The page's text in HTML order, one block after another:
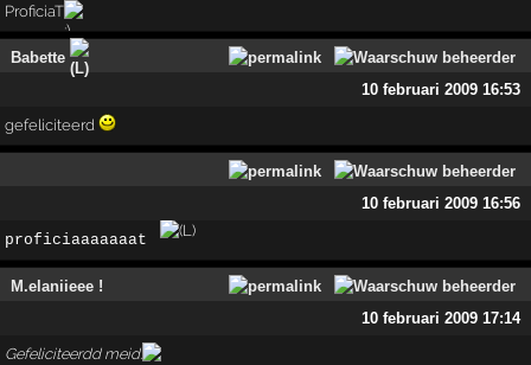
ProficiaT
Babette
10 februari 2009 16:53
gefeliciteerd
10 februari 2009 16:56
proficiaaaaaaat
M.elaniieee !
10 februari 2009 17:14
Gefeliciteerdd meid.